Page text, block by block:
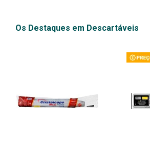
Os Destaques em Descartáveis